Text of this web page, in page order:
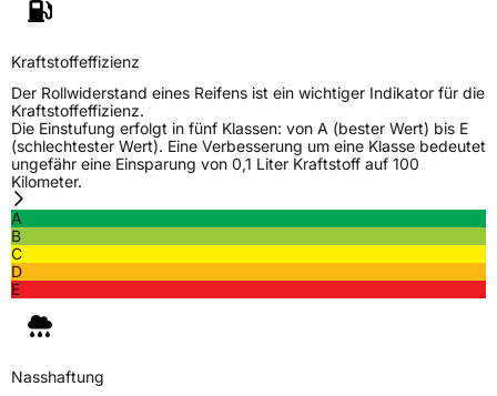
Kraftstoffeffizienz
Der Rollwiderstand eines Reifens ist ein wichtiger Indikator für die
Kraftstoffeffizienz.
Die Einstufung erfolgt in fünf Klassen: von A (bester Wert) bis E
(schlechtester Wert). Eine Verbesserung um eine Klasse bedeutet
ungefähr eine Einsparung von 0,1 Liter Kraftstoff auf 100
Kilometer.
A
B
C
D
E
Nasshaftung